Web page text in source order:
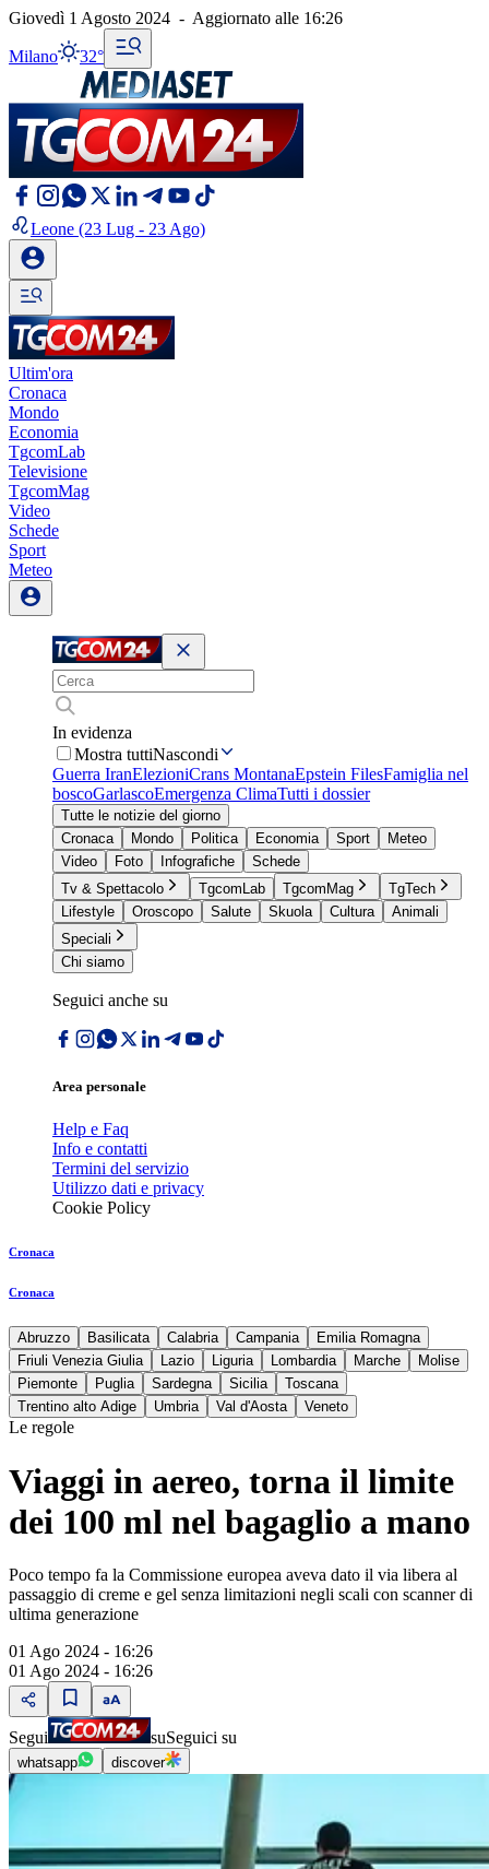
Giovedì 1 Agosto 2024 - Aggiornato alle 16:26
Milano 32°
Leone (23 Lug - 23 Ago)
Ultim'ora
Cronaca
Mondo
Economia
TgcomLab
Televisione
TgcomMag
Video
Schede
Sport
Meteo
In evidenza
Mostra tuttiNascondi
Guerra IranElezioniCrans MontanaEpstein FilesFamiglia nel
boscoGarlascoEmergenza ClimaTutti i dossier
Tutte le notizie del giorno
Cronaca
Mondo Politica Economia Sport
Meteo
Video
Foto Infografiche
Schede
Tv & Spettacolo
TgcomLab TgcomMag
TgTech
Lifestyle
Oroscopo Salute Skuola Cultura
Animali
Speciali
Chi siamo
Seguici anche su
Area personale
Help e Faq
Info e contatti
Termini del servizio
Utilizzo dati e privacy
Cookie Policy
Cronaca
Cronaca
Abruzzo Basilicata Calabria Campania
Emilia Romagna
Friuli Venezia Giulia
Lazio Liguria Lombardia Marche
Molise
Piemonte
Puglia Sardegna Sicilia
Toscana
Trentino alto Adige
Umbria Val d'Aosta Veneto
Le regole
Viaggi in aereo, torna il limite
dei 100 ml nel bagaglio a mano
Poco tempo fa la Commissione europea aveva dato il via libera al
passaggio di creme e gel senza limitazioni negli scali con scanner di
ultima generazione
01 Ago 2024 - 16:26
01 Ago 2024 - 16:26
Segui suSeguici su
whatsapp discover